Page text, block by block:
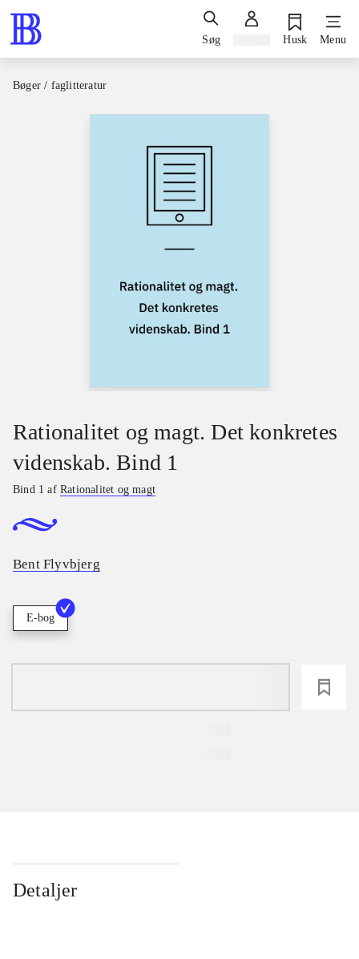
Søg Husk Menu
Bøger / faglitteratur
Rationalitet og magt. Det konkretes
videnskab. Bind 1
Bind 1 afRationalitet og magt
Bent Flyvbjerg
E-bog
Detaljer